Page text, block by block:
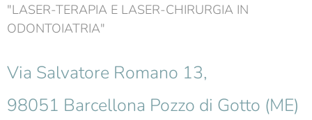
"LASER-TERAPIA E LASER-CHIRURGIA IN
ODONTOIATRIA"
Via Salvatore Romano 13,
98051 Barcellona Pozzo di Gotto (ME)